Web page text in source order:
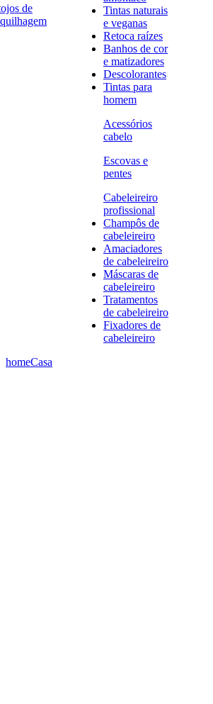
de
Tintas naturais
e veganas
Retoca raízes
Banhos de cor
e matizadores
Descolorantes
Tintas para
homem
Acessórios
cabelo
Escovas e
pentes
Cabeleireiro
profissional
Champôs de
cabeleireiro
Amaciadores
de cabeleireiro
Máscaras de
cabeleireiro
Tratamentos
de cabeleireiro
Fixadores de
cabeleireiro
homeCasa